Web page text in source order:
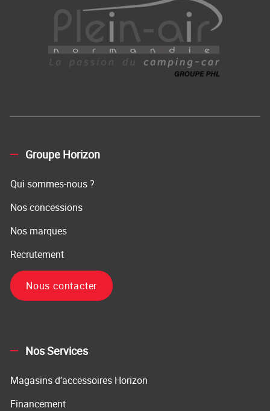
Groupe Horizon
Qui sommes-nous ?
Nos concessions
Nos marques
Recrutement
Nous contacter
Nos Services
Magasins d’accessoires Horizon
Financement